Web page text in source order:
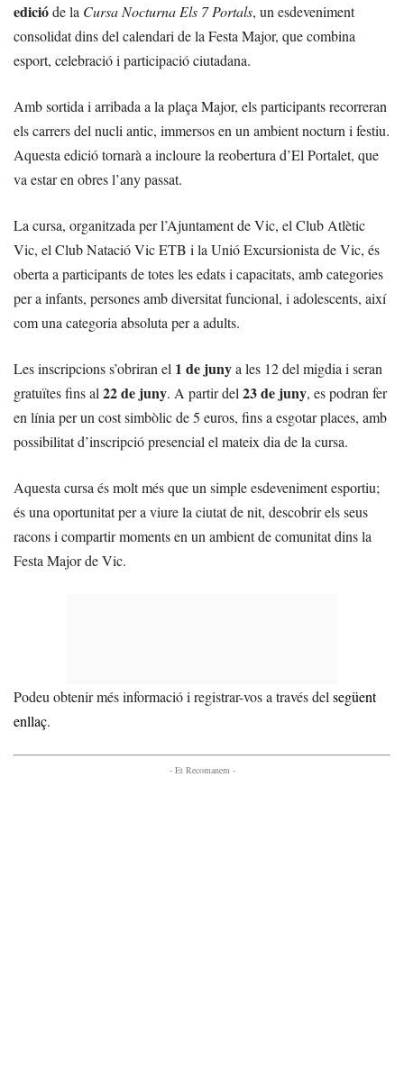
edicióde la Cursa Nocturna Els 7 Portals, un esdeveniment
consolidat dins del calendari de la Festa Major, que combina
esport, celebració i participació ciutadana.
Amb sortida i arribada a la plaça Major, els participants recorreran
els carrers del nucli antic, immersos en un ambient nocturn i festiu.
Aquesta edició tornarà a incloure la reobertura d’El Portalet, que
va estar en obres l’any passat.
La cursa, organitzada per l’Ajuntament de Vic, el Club Atlètic
Vic, el Club Natació Vic ETB i la Unió Excursionista de Vic, és
oberta a participants de totes les edats i capacitats, amb categories
per a infants, persones amb diversitat funcional, i adolescents, així
com una categoria absoluta per a adults.
Les inscripcions s’obriran el 1 de junya les 12 del migdia i seran
gratuïtes fins al22 de juny. A partir del23 de juny, es podran fer
en línia per un cost simbòlic de 5 euros, fins a esgotar places, amb
possibilitat d’inscripció presencial el mateix dia de la cursa.
Aquesta cursa és molt més que un simple esdeveniment esportiu;
és una oportunitat per a viure la ciutat de nit, descobrir els seus
racons i compartir moments en un ambient de comunitat dins la
Festa Major de Vic.
Podeu obtenir més informació i registrar-vos a través delsegüent
enllaç.
- Et Recomanem -